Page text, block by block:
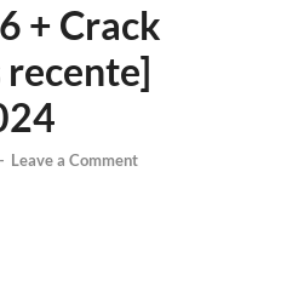
+ Crack
recente]
- Leave a Comment